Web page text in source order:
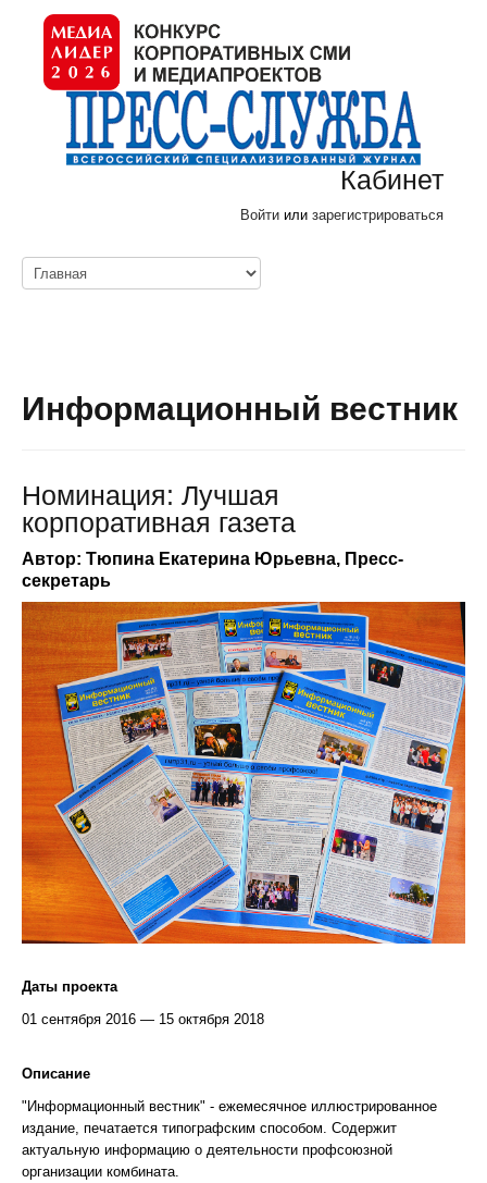
Кабинет
Войти или зарегистрироваться
Информационный вестник
Номинация: Лучшая
корпоративная газета
Автор: Тюпина Екатерина Юрьевна, Пресс-
секретарь
Даты проекта
01 сентября 2016 — 15 октября 2018
Описание
"Информационный вестник" - ежемесячное иллюстрированное
издание, печатается типографским способом. Содержит
актуальную информацию о деятельности профсоюзной
организации комбината.